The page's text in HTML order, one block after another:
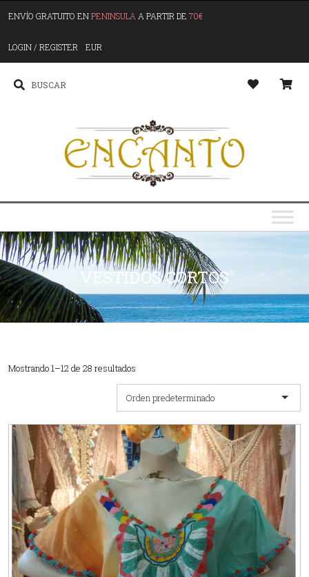
ENVÍO GRATUITO ENPENINSULA A PARTIR DE 70€
LOGIN / REGISTER EUR
VESTIDOS CORTOS
Mostrando 1–12 de 28 resultados
Orden predeterminado